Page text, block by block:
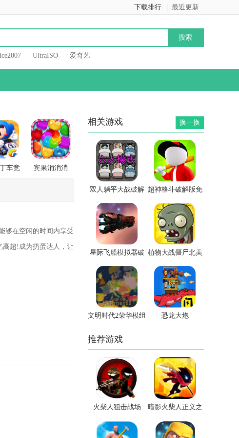
最近更新
下载排行
UltraISO 爱奇艺
车竞
宾果消消消
够在空闲的时间内享受
高超!成为扔蛋达人，让
相关游戏 换一换
双人躺平大战破解
版
超神格斗破解版免
广告版
星际飞船模拟器破
解版
植物大战僵尸北美
版
文明时代2荣华模组 恐龙大炮
推荐游戏
火柴人狙击战场
暗影火柴人正义之